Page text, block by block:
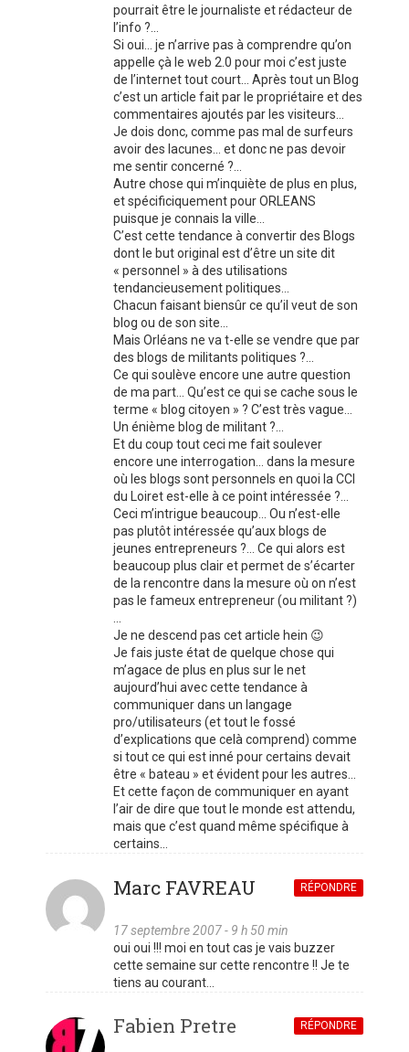
pourrait être le journaliste et rédacteur de
l’info ?…
Si oui… je n’arrive pas à comprendre qu’on
appelle çà le web 2.0 pour moi c’est juste
de l’internet tout court… Après tout un Blog
c’est un article fait par le propriétaire et des
commentaires ajoutés par les visiteurs…
Je dois donc, comme pas mal de surfeurs
avoir des lacunes… et donc ne pas devoir
me sentir concerné ?…
Autre chose qui m’inquiète de plus en plus,
et spécificiquement pour ORLEANS
puisque je connais la ville…
C’est cette tendance à convertir des Blogs
dont le but original est d’être un site dit
« personnel » à des utilisations
tendancieusement politiques…
Chacun faisant biensûr ce qu’il veut de son
blog ou de son site…
Mais Orléans ne va t-elle se vendre que par
des blogs de militants politiques ?…
Ce qui soulève encore une autre question
de ma part… Qu’est ce qui se cache sous le
terme « blog citoyen » ? C’est très vague…
Un énième blog de militant ?…
Et du coup tout ceci me fait soulever
encore une interrogation… dans la mesure
où les blogs sont personnels en quoi la CCI
du Loiret est-elle à ce point intéressée ?…
Ceci m’intrigue beaucoup… Ou n’est-elle
pas plutôt intéressée qu’aux blogs de
jeunes entrepreneurs ?… Ce qui alors est
beaucoup plus clair et permet de s’écarter
de la rencontre dans la mesure où on n’est
pas le fameux entrepreneur (ou militant ?)
Je ne descend pas cet article hein 😉
Je fais juste état de quelque chose qui
m’agace de plus en plus sur le net
aujourd’hui avec cette tendance à
communiquer dans un langage
pro/utilisateurs (et tout le fossé
d’explications que celà comprend) comme
si tout ce qui est inné pour certains devait
être « bateau » et évident pour les autres…
Et cette façon de communiquer en ayant
l’air de dire que tout le monde est attendu,
mais que c’est quand même spécifique à
certains…
Marc FAVREAU
17 septembre 2007 - 9 h 50 min
RÉPONDRE
oui oui !!! moi en tout cas je vais buzzer
cette semaine sur cette rencontre !! Je te
tiens au courant…
Fabien Pretre RÉPONDRE